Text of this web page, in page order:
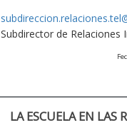
Subdirector de Relaciones
LA ESCUELA EN LAS